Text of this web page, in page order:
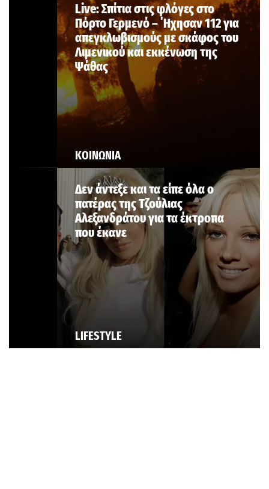
ΚΟΙΝΩΝΙΑ
Live: Σπίτια στις φλόγες στο
Πόρτο Γερμενό – ΄Ηχησαν 112 για
απεγκλωβισμούς με σκάφος του
Λιμενικού και εκκένωση της
Ψάθας
LIFESTYLE
Δεν άντεξε και τα είπε όλα ο
πατέρας της Τζούλιας
Αλεξανδράτου για τα έκτροπα
που έκανε